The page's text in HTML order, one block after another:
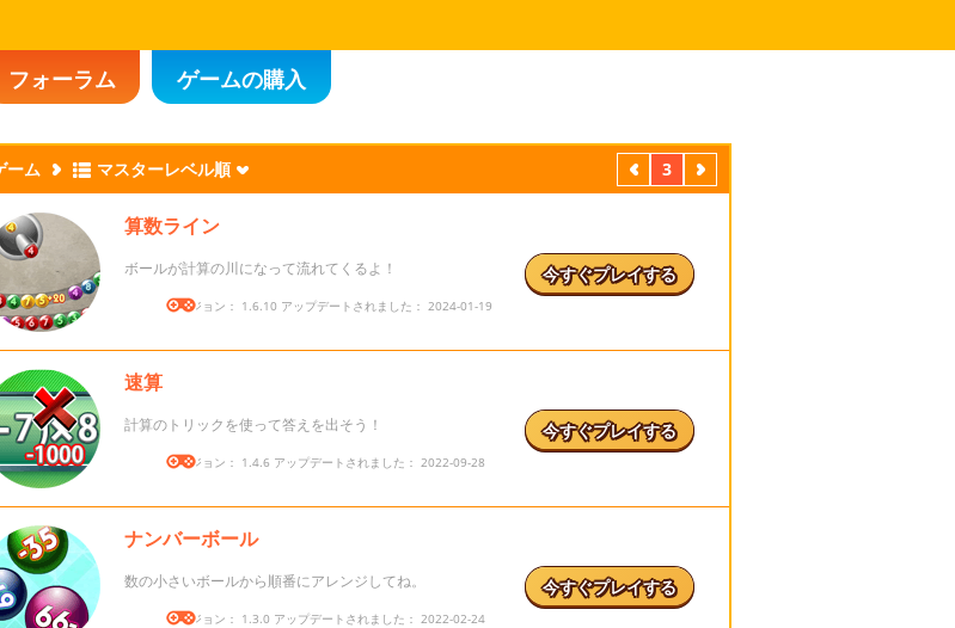
フォーラム ゲームの購入
ーム マスターレベル順 前 3 次
算数ライン
ボールが計算の川になって流れてくるよ！
バージョン： 1.6.10 アップデートされました： 2024-01-19
今すぐプレイする
速算
計算のトリックを使って答えを出そう！
バージョン： 1.4.6 アップデートされました： 2022-09-28
今すぐプレイする
ナンバーボール
数の小さいボールから順番にアレンジしてね。
バージョン： 1.3.0 アップデートされました： 2022-02-24
今すぐプレイする